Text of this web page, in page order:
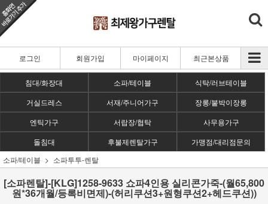
로그인 회원가입 마이페이지 최근본상품
침대/화장대 소파/테이블
식탁/러브테이블
거실드레스
서재/주니어가구
장롱/붙박이장롱
엔틱가구
서랍장/협탁
사무용가구
돌침대
후불제렌탈가구
가맹점/대리점문의
소파/테이블
소파투투-렌탈
[소파렌탈]-[KLG]1258-9633 쇼파4인용 실리콘가죽-(월65,800
원*36개월/등록비면제)-(허리쿠션3+원형쿠션2+헤드쿠션))